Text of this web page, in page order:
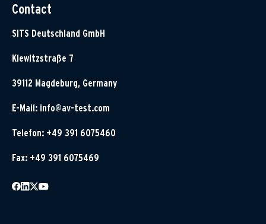
Contact
SITS Deutschland GmbH
Klewitzstraße 7
39112 Magdeburg, Germany
E-Mail: info@av-test.com
Telefon: +49 391 6075460
Fax: +49 391 6075469